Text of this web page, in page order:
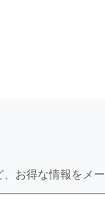
お得な情報をメ